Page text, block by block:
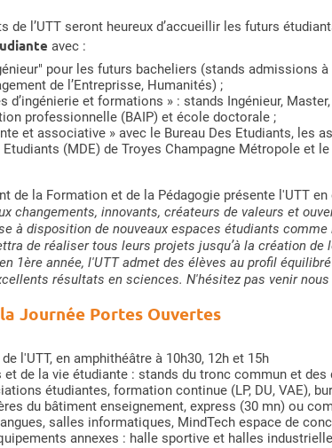
de l’UTT seront heureux d’accueillir les futurs
avec :
pour les futurs bacheliers (stands admissions
de l’Entreprisse, Humanités) ;
d’ingénierie et formations » : stands Ingénieur,
professionnelle (BAIP) et école doctorale ;
et associative » avec le Bureau Des Etudiants, les
(MDE) de Troyes Champagne Métropole et le
de la Formation et de la Pédagogie présente l'UTT
changements, innovants, créateurs de valeurs et
à disposition de nouveaux espaces étudiants
de réaliser tous leurs projets jusqu’à la création
1ère année, l'UTT admet des élèves au profil
résultats en sciences. N'hésitez pas venir
Journée Portes Ouvertes
l'UTT, en amphithéâtre à 10h30, 12h et 15h
de la vie étudiante : stands du tronc commun et
étudiantes, formation continue (LP, DU, VAE),
du bâtiment enseignement, express (30 mn) ou
salles informatiques, MindTech espace de
annexes : halle sportive et halles